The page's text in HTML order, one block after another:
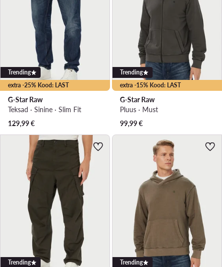
extra -25% Kood: LAST
Trending
G-Star Raw
Teksad · Sinine · Slim Fit
129,99€
extra -15% Kood: LAST
Trending
G-Star Raw
Pluus · Must
99,99€
Trending Trending